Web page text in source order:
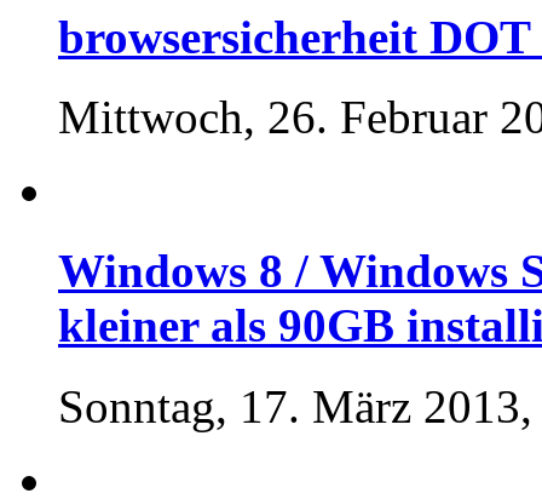
browsersicherheit
Mittwoch, 26. Februar
Windows 8 / Windows
kleiner als 90GB
Sonntag, 17. März